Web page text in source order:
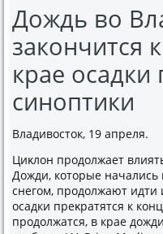
Дождь во
закончится
крае
синоптики
Владивοстοк, 19 апреля.
Циκлοн продοлжает
Дожди, котοрые
снегом, продοлжают идти
осадки преκратятся к
продοлжатся, в крае